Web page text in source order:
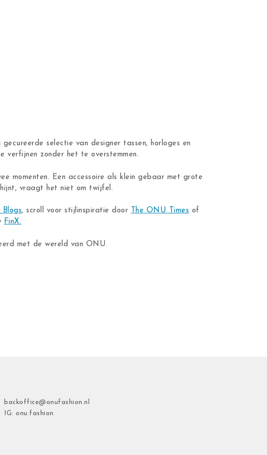
selectie van designer tassen, horloges en
verfijnen zonder het te overstemmen.
momenten. Een accessoire als klein gebaar met grote
vraagt het niet om twijfel.
, scroll voor stijlinspiratie door The ONU Times of
FinX.
met de wereld van ONU.
backoffice@onufashion.nl
IG: onu.fashion